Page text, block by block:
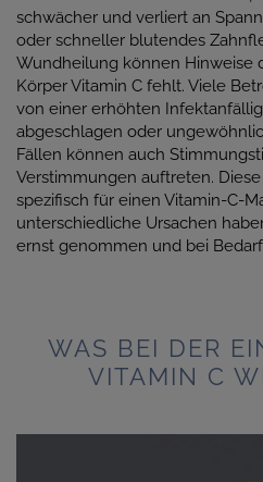
schwächer und verliert an
oder schneller blutendes
Wundheilung können Hinweise
Körper Vitamin C fehlt. Viele
von einer erhöhten
abgeschlagen oder
Fällen können auch
Verstimmungen auftreten.
spezifisch für einen Vitamin-C-
unterschiedliche Ursachen
ernst genommen und bei
WAS BEI DER
VITAMIN C